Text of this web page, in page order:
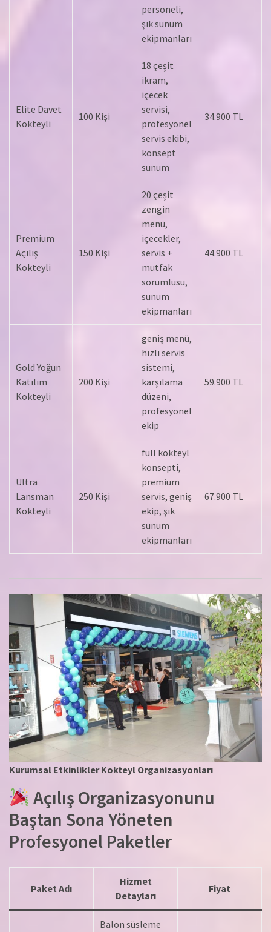
personeli,
şık sunum
ekipmanları
Elite Davet
Kokteyli
100 Kişi
18 çeşit
ikram,
içecek
servisi,
profesyonel
servis ekibi,
konsept
sunum
34.900 TL
Premium
Açılış
Kokteyli
150 Kişi
20 çeşit
zengin
menü,
içecekler,
servis +
mutfak
sorumlusu,
sunum
ekipmanları
44.900 TL
Gold Yoğun
Katılım
Kokteyli
200 Kişi
geniş menü,
hızlı servis
sistemi,
karşılama
düzeni,
profesyonel
ekip
59.900 TL
Ultra
Lansman
Kokteyli
250 Kişi
full kokteyl
konsepti,
premium
servis, geniş
ekip, şık
sunum
ekipmanları
67.900 TL
Kurumsal Etkinlikler Kokteyl Organizasyonları
Açılış Organizasyonunu
Baştan Sona Yöneten
Profesyonel Paketler
Paket Adı
Hizmet
Detayları
Fiyat
Balon süsleme